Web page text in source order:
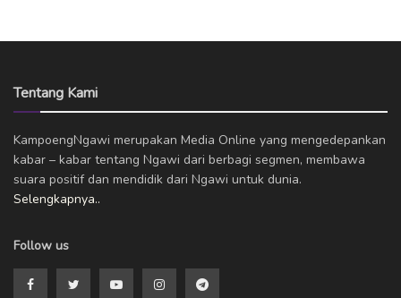
Tentang Kami
KampoengNgawi merupakan Media Online yang mengedepankan
kabar – kabar tentang Ngawi dari berbagi segmen, membawa
suara positif dan mendidik dari Ngawi untuk dunia.
Selengkapnya..
Follow us